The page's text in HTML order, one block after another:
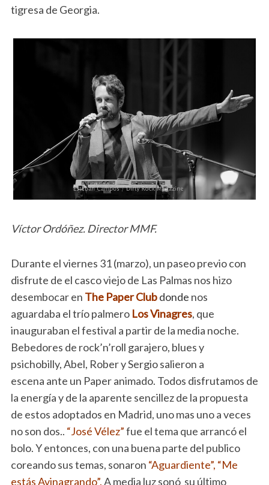
tigresa de Georgia.
Víctor Ordóñez. Director MMF.
Durante el viernes 31 (marzo), un paseo previo con
disfrute de el casco viejo de Las Palmas nos hizo
desembocar en The Paper Clubdonde nos
aguardaba el trío palmero Los Vinagres, que
inauguraban el festival a partir de la media noche.
Bebedores de rock’n’roll garajero, blues y
psichobilly, Abel, Rober y Sergio salieron a
escena ante un Paper animado. Todos disfrutamos de
la energía y de la aparente sencillez de la propuesta
de estos adoptados en Madrid, uno mas uno a veces
no son dos.. “José Vélez”fue el tema que arrancó el
bolo. Y entonces, con una buena parte del publico
coreando sus temas, sonaron “Aguardiente”, “Me
estás Avinagrando”.A media luz sonó su último